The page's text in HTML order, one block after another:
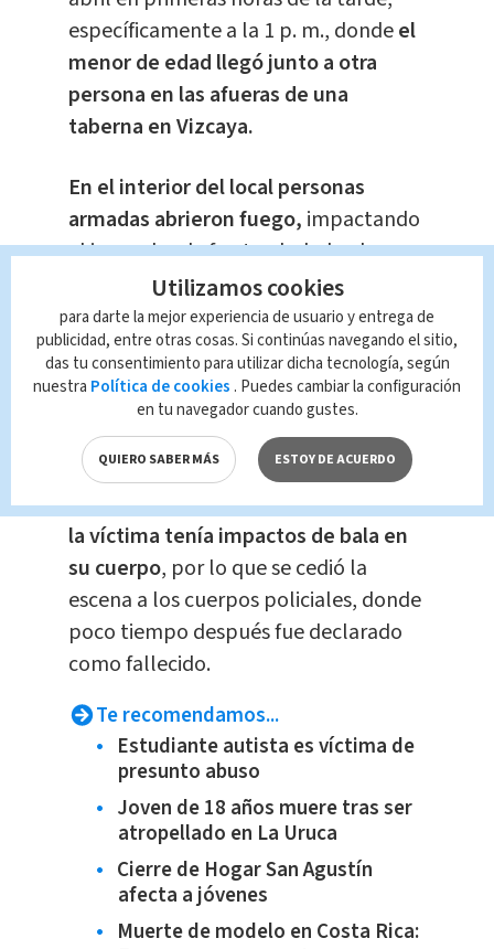
específicamente a la 1 p. m., dondeel
menor de edad llegó junto a otra
persona en las afueras de una
taberna en Vizcaya.
En el interior del local personas
armadas abrieron fuego, impactando
al joven donde fue trasladado al
Hospital Tony Facio por la Cruz Roja
Costarricense (CRC) pasadas las seis de
la tarde, tras recibir un llamado por el
reporte de un joven herido por un
arma de fuego.
Tras llegar a la escena del crimen, el
personal de la Cruz Roja observó que
la víctima tenía impactos de bala en
su cuerpo, por lo que se cedió la
escena a los cuerpos policiales, donde
poco tiempo después fue declarado
como fallecido.
Te recomendamos...
Estudiante autista es víctima de
presunto abuso
Joven de 18 años muere tras ser
atropellado en La Uruca
Cierre de Hogar San Agustín
afecta a jóvenes
Muerte de modelo en Costa Rica:
Utilizamos cookies
para darte la mejor experiencia de usuario y entrega de
publicidad, entre otras cosas. Si continúas navegando el sitio,
das tu consentimiento para utilizar dicha tecnología, según
nuestra Política de cookies . Puedes cambiar la configuración
en tu navegador cuando gustes.
QUIERO SABER MÁS ESTOY DE ACUERDO